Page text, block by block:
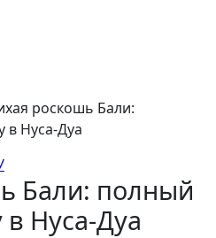
роскошь Бали:
в Нуса-Дуа
Бали: полный
в Нуса-Дуа